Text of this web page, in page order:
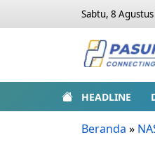
Sabtu, 8
HEADLINE
Beranda »